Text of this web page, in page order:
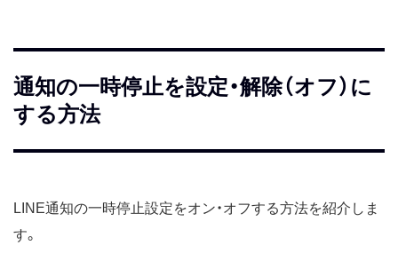
通知の一時停止を設定・解除（オフ）に
する方法
LINE通知の一時停止設定をオン・オフする方法を紹介しま
す。